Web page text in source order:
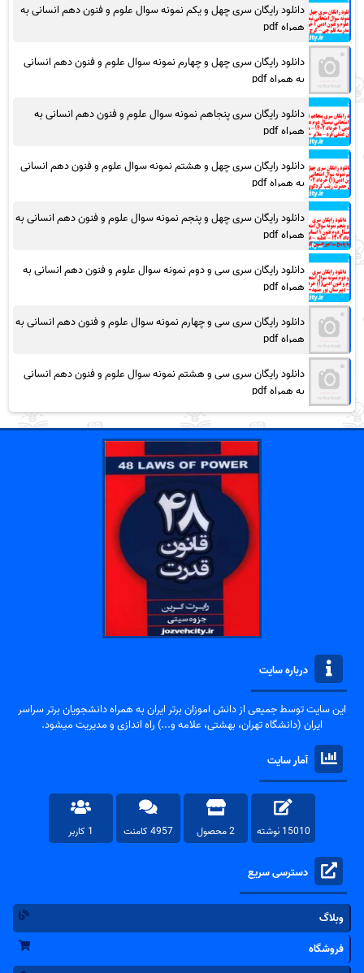
دانلود رایگان سری چهل و یکم نمونه سوال علوم و فنون دهم انسانی به
همراه pdf
دانلود رایگان سری چهل و چهارم نمونه سوال علوم و فنون دهم انسانی
به همراه pdf
دانلود رایگان سری پنجاهم نمونه سوال علوم و فنون دهم انسانی به
همراه pdf
دانلود رایگان سری چهل و هشتم نمونه سوال علوم و فنون دهم انسانی
به همراه pdf
دانلود رایگان سری چهل و پنجم نمونه سوال علوم و فنون دهم انسانی به
همراه pdf
دانلود رایگان سری سی و دوم نمونه سوال علوم و فنون دهم انسانی به
همراه pdf
دانلود رایگان سری سی و چهارم نمونه سوال علوم و فنون دهم انسانی به
همراه pdf
دانلود رایگان سری سی و هشتم نمونه سوال علوم و فنون دهم انسانی
به همراه pdf
درباره سایت
این سایت توسط جمیعی از دانش اموزان برتر ایران به همراه دانشجویان برتر سراسر
ایران (دانشگاه تهران، بهشتی، علامه و...) راه اندازی و مدیریت میشود.
آمار سایت
15010 نوشته 2 محصول 4957 کامنت 1 کاربر
دسترسی سریع
وبلاگ
فروشگاه